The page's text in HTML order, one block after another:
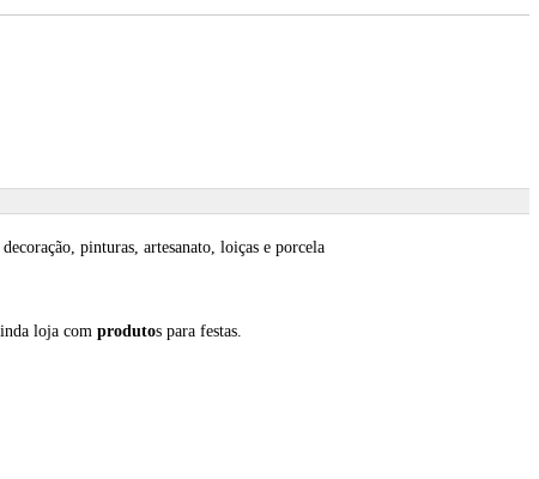
pinturas, artesanato, loiças e porcela
loja com produtos para festas.